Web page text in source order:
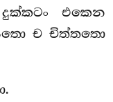
එකෙන
ච චිත්තතො